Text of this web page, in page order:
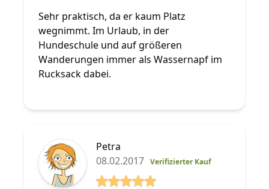
Sehr praktisch, da er kaum Platz
wegnimmt. Im Urlaub, in der
Hundeschule und auf größeren
Wanderungen immer als Wassernapf im
Rucksack dabei.
Petra
08.02.2017 Verifizierter Kauf